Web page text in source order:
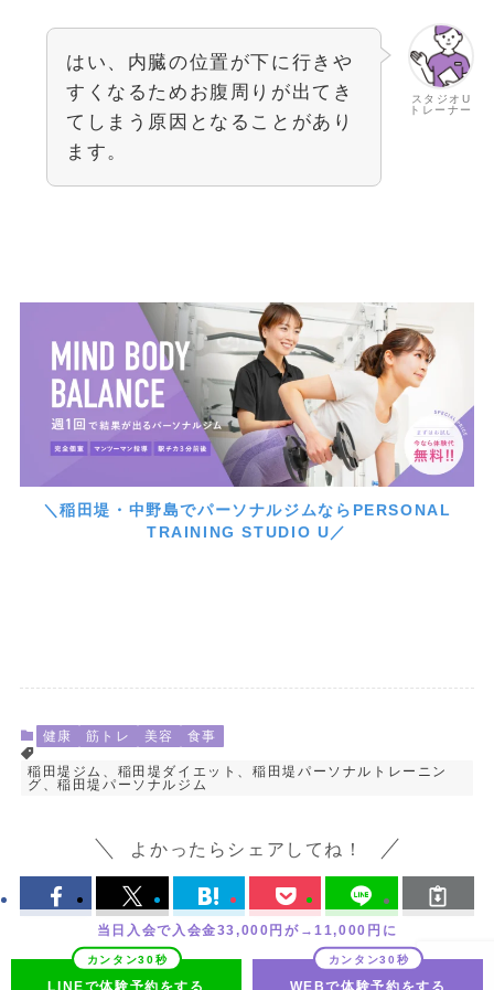
スタジオU
トレーナー
はい、内臓の位置が下に行きや
すくなるためお腹周りが出てき
てしまう原因となることがあり
ます。
＼稲田堤・中野島でパーソナルジムならPERSONAL
TRAINING STUDIO U／
健康 筋トレ 美容 食事
稲田堤ジム、稲田堤ダイエット、稲田堤パーソナルトレーニン
グ、稲田堤パーソナルジム
よかったらシェアしてね！
当日入会で入会金33,000円が→11,000円に
LINEで体験予約をする WEBで体験予約をする